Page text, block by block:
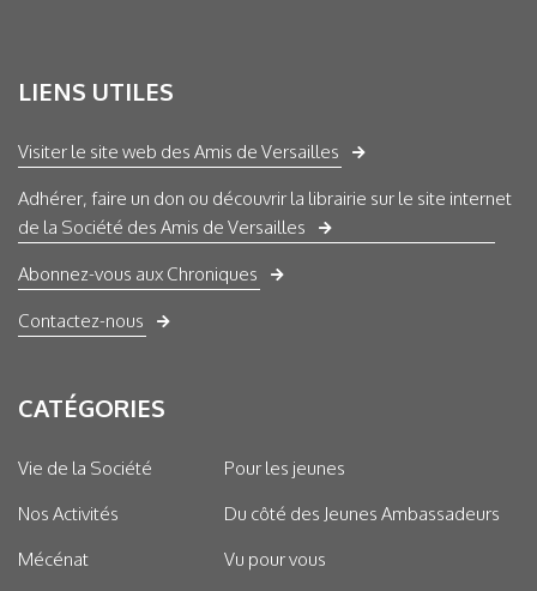
LIENS UTILES
Visiter le site web des Amis de Versailles
Adhérer, faire un don ou découvrir la librairie sur le site internet
de la Société des Amis de Versailles
Abonnez-vous aux Chroniques
Contactez-nous
CATÉGORIES
Vie de la Société
Nos Activités
Mécénat
Pour les jeunes
Du côté des Jeunes Ambassadeurs
Vu pour vous